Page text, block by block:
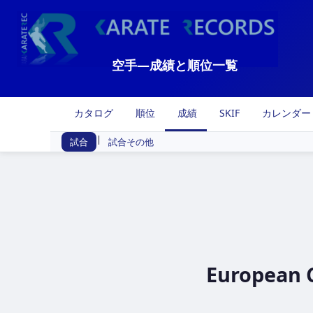
空手―成績と順位一覧
カタログ 順位 成績 SKIF カレンダー
試合 | 試合その他
European